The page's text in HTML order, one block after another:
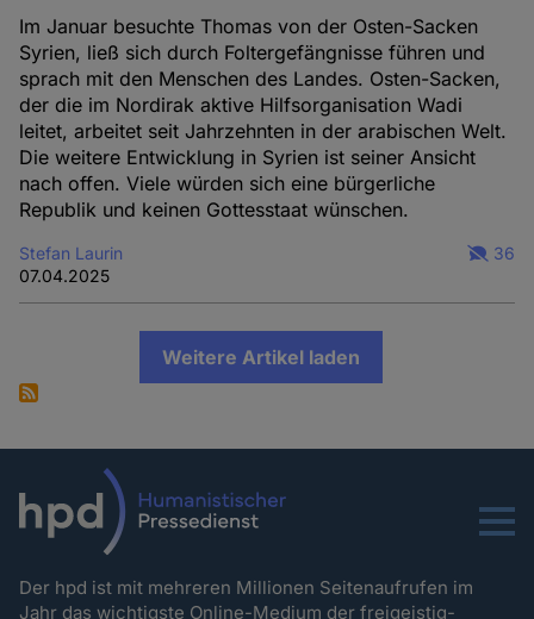
Im Januar besuchte Thomas von der Osten-Sacken
Syrien, ließ sich durch Foltergefängnisse führen und
sprach mit den Menschen des Landes. Osten-Sacken,
der die im Nordirak aktive Hilfsorganisation Wadi
leitet, arbeitet seit Jahrzehnten in der arabischen Welt.
Die weitere Entwicklung in Syrien ist seiner Ansicht
nach offen. Viele würden sich eine bürgerliche
Republik und keinen Gottesstaat wünschen.
Stefan Laurin
07.04.2025
36
Weitere Artikel laden
Menu
Der hpd ist mit mehreren Millionen Seitenaufrufen im
Jahr das wichtigste Online-Medium der freigeistig-